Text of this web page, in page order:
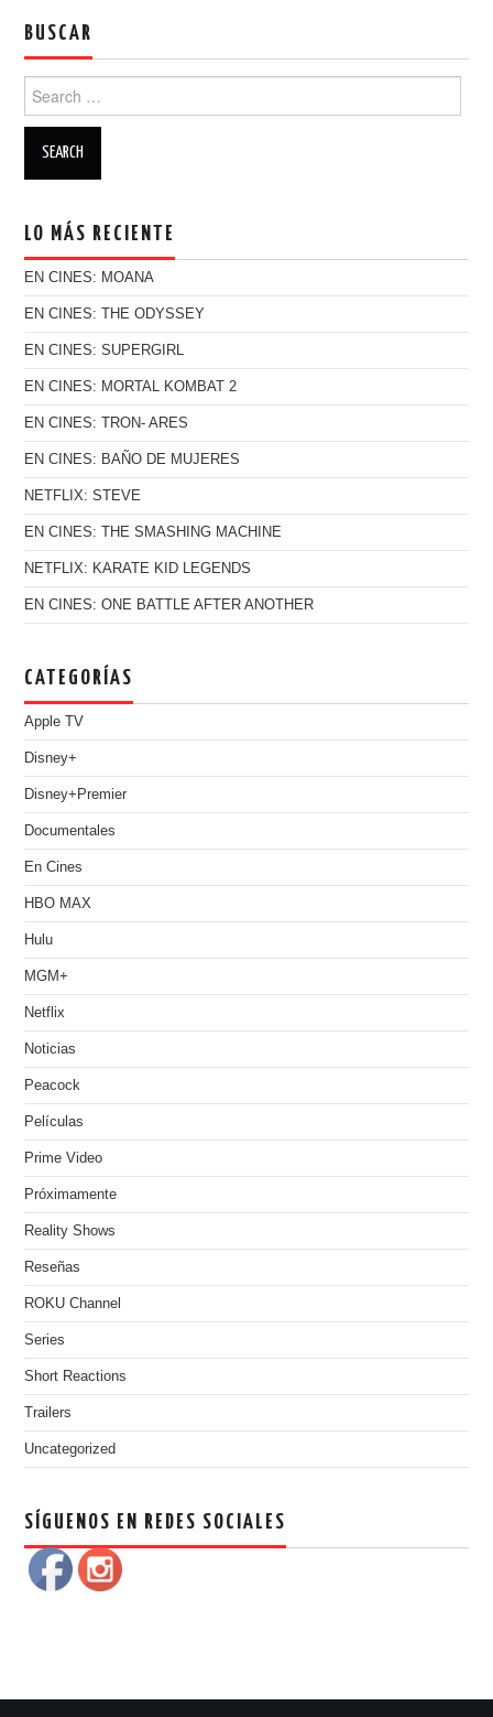
BUSCAR
Search for:
LO MÁS RECIENTE
EN CINES: MOANA
EN CINES: THE ODYSSEY
EN CINES: SUPERGIRL
EN CINES: MORTAL KOMBAT 2
EN CINES: TRON- ARES
EN CINES: BAÑO DE MUJERES
NETFLIX: STEVE
EN CINES: THE SMASHING MACHINE
NETFLIX: KARATE KID LEGENDS
EN CINES: ONE BATTLE AFTER ANOTHER
CATEGORÍAS
Apple TV
Disney+
Disney+Premier
Documentales
En Cines
HBO MAX
Hulu
MGM+
Netflix
Noticias
Peacock
Películas
Prime Video
Próximamente
Reality Shows
Reseñas
ROKU Channel
Series
Short Reactions
Trailers
Uncategorized
SÍGUENOS EN REDES SOCIALES